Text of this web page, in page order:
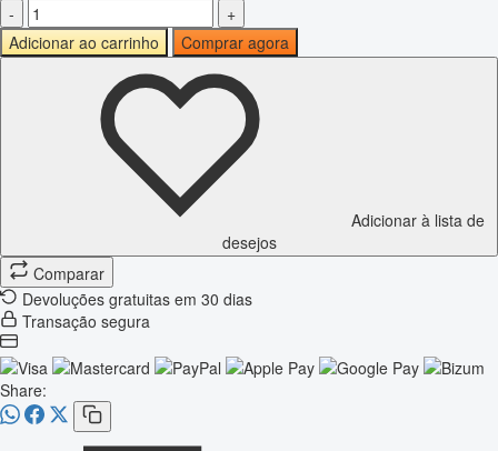
-
+
Adicionar ao carrinho
Comprar agora
Adicionar à lista de
desejos
Comparar
Devoluções gratuitas em 30 dias
Transação segura
Share: